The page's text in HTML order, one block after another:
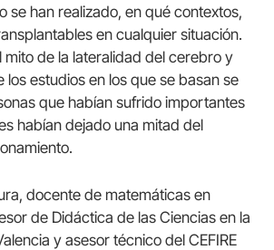
se han realizado, en qué contextos,
en cualquier situación.
mito de la lateralidad del cerebro y
los estudios en los que se basan se
que habían sufrido importantes
habían dejado una mitad del
docente de matemáticas en
de Didáctica de las Ciencias en la
y asesor técnico del CEFIRE